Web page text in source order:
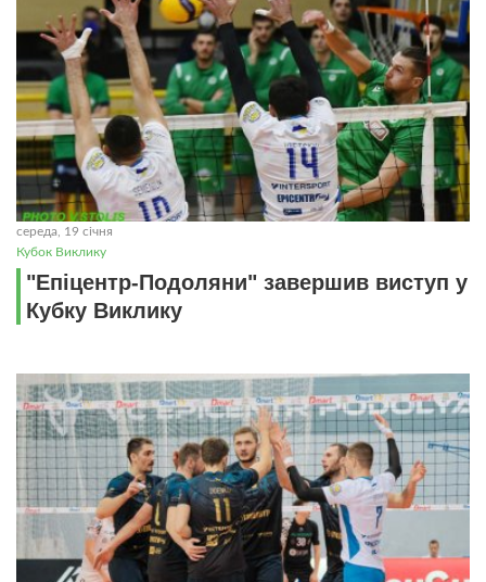
середа, 19 січня
Кубок Виклику
"Епіцентр-Подоляни" завершив виступ у
Кубку Виклику